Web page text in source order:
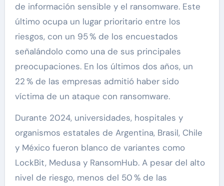
de información sensible y el ransomware. Este
último ocupa un lugar prioritario entre los
riesgos, con un 95 % de los encuestados
señalándolo como una de sus principales
preocupaciones. En los últimos dos años, un
22 % de las empresas admitió haber sido
víctima de un ataque con ransomware.
Durante 2024, universidades, hospitales y
organismos estatales de Argentina, Brasil, Chile
y México fueron blanco de variantes como
LockBit, Medusa y RansomHub. A pesar del alto
nivel de riesgo, menos del 50 % de las